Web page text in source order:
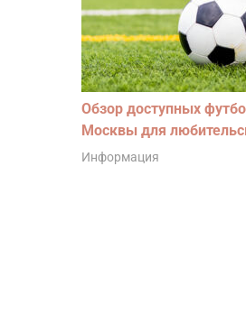
Обзор доступных
Москвы для
Информация